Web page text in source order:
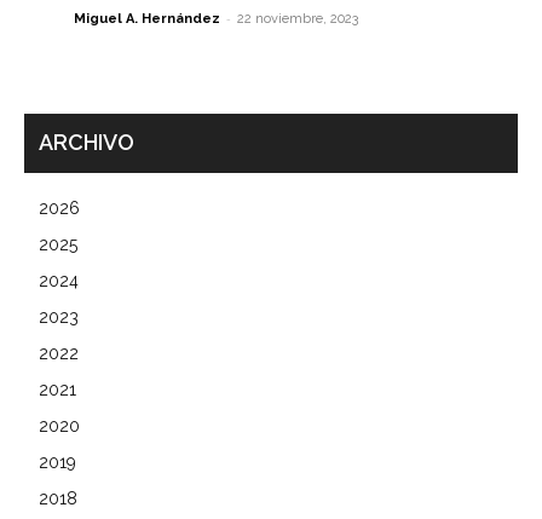
Miguel A. Hernández - 22 noviembre, 2023
ARCHIVO
2026
2025
2024
2023
2022
2021
2020
2019
2018